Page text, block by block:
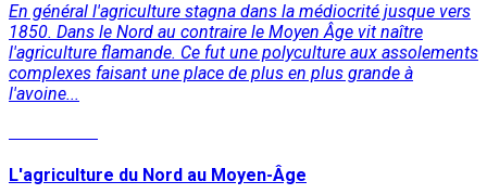
En général l'agriculture stagna dans la médiocrité jusque vers
1850. Dans le Nord au contraire le Moyen Âge vit naître
l'agriculture flamande. Ce fut une polyculture aux assolements
complexes faisant une place de plus en plus grande à
l'avoine...
L'agriculture du Nord au Moyen-Âge